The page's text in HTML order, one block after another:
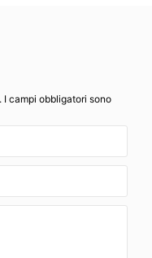
campi obbligatori sono